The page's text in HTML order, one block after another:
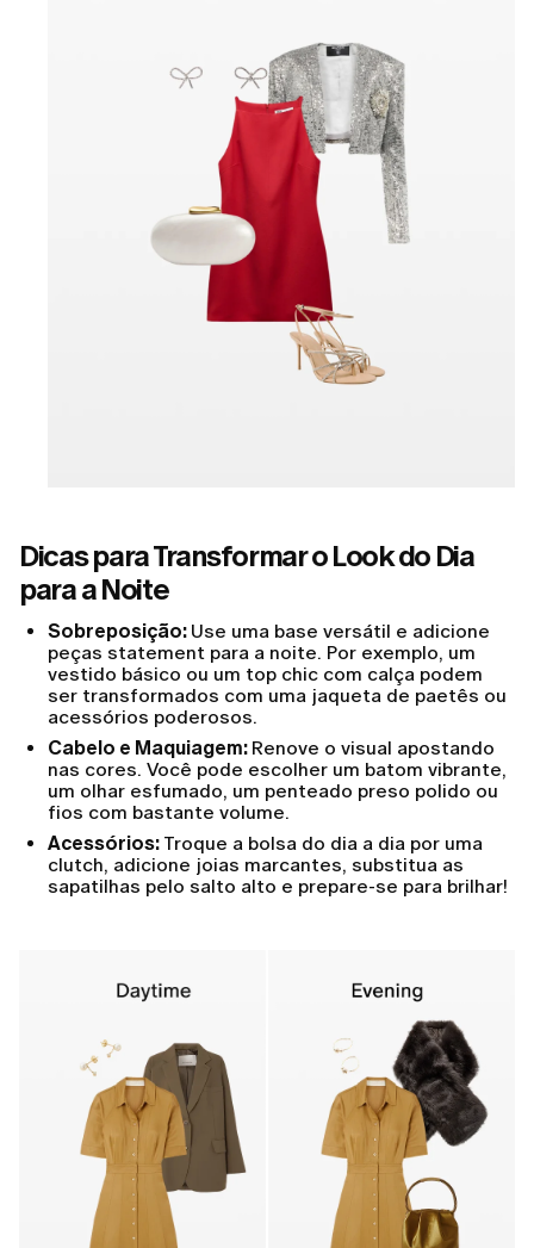
Dicas para Transformar o Look do Dia
para a Noite
Sobreposição: Use uma base versátil e adicione
peças statement para a noite. Por exemplo, um
vestido básico ou um top chic com calça podem
ser transformados com uma jaqueta de paetês ou
acessórios poderosos.
Cabelo e Maquiagem: Renove o visual apostando
nas cores. Você pode escolher um batom vibrante,
um olhar esfumado, um penteado preso polido ou
fios com bastante volume.
Acessórios: Troque a bolsa do dia a dia por uma
clutch, adicione joias marcantes, substitua as
sapatilhas pelo salto alto e prepare-se para brilhar!